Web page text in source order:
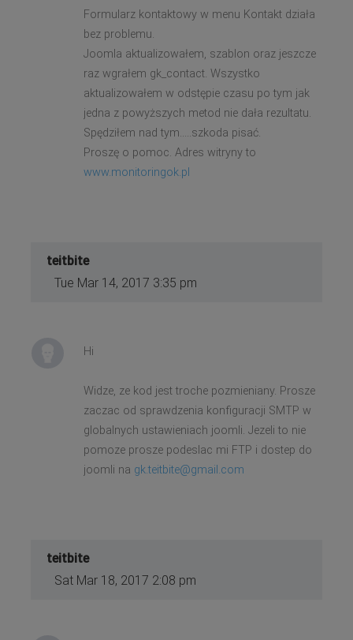
Formularz kontaktowy w menu Kontakt działa
bez problemu.
Joomla aktualizowałem, szablon oraz jeszcze
raz wgrałem gk_contact. Wszystko
aktualizowałem w odstępie czasu po tym jak
jedna z powyższych metod nie dała rezultatu.
Spędziłem nad tym.....szkoda pisać.
Proszę o pomoc. Adres witryny to
www.monitoringok.pl
teitbite
Tue Mar 14, 2017 3:35 pm
Hi
Widze, ze kod jest troche pozmieniany. Prosze
zaczac od sprawdzenia konfiguracji SMTP w
globalnych ustawieniach joomli. Jezeli to nie
pomoze prosze podeslac mi FTP i dostep do
joomli na gk.teitbite@gmail.com
teitbite
Sat Mar 18, 2017 2:08 pm